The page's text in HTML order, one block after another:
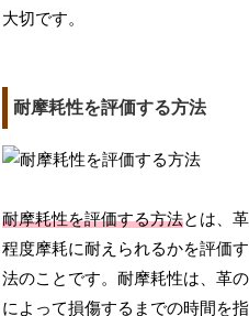
大切です。
耐摩耗性を評価する方法
耐摩耗性を評価する方法とは、
程度摩耗に耐えられるかを評価
法のことです。耐摩耗性は、革
によって損傷するまでの時間を